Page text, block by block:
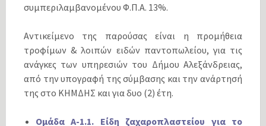
συμπεριλαμβανομένου Φ.Π.Α. 13%.
Αντικείμενο της παρούσας είναι η προμήθεια
τροφίμων & λοιπών ειδών παντοπωλείου, για τις
ανάγκες των υπηρεσιών του Δήμου Αλεξάνδρειας,
από την υπογραφή της σύμβασης και την ανάρτησή
της στο ΚΗΜΔΗΣ και για δυο (2) έτη.
Ομάδα Α-1.1. Είδη ζαχαροπλαστείου για το